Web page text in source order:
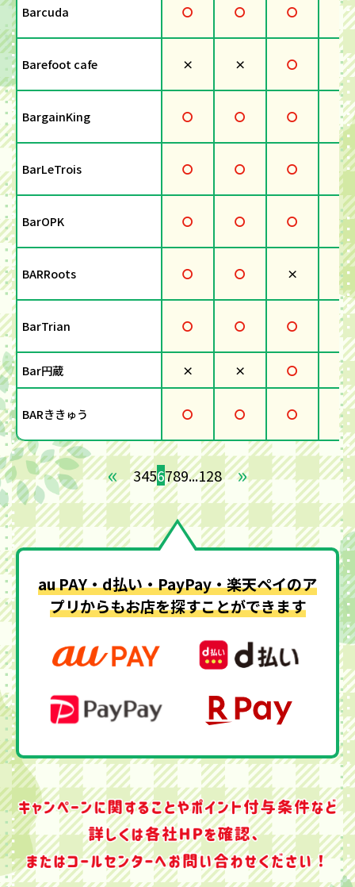
Barcuda 〇 〇 〇 ×
Barefoot cafe × × 〇 ×
BargainKing 〇 〇 〇 ×
BarLeTrois 〇 〇 〇 ×
BarOPK 〇 〇 〇 〇
BARRoots 〇 〇 × ×
BarTrian 〇 〇 〇 ×
Bar円蔵 × × 〇 ×
BARききゅう 〇 〇 〇 ×
« 3456789...128 »
au PAY・d払い・PayPay・楽天ペイのア
プリからもお店を探すことができます